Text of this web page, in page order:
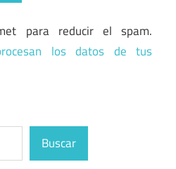
para reducir el spam.
los datos de tus
Buscar